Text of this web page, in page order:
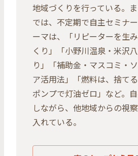
地域づくりを行っている。
では、不定期で自主セミナ
ーマは、「リピーターを生
くり」「小野川温泉・米沢
り」「補助金・マスコミ・
ア活用法」「燃料は、捨て
ポンプで灯油ゼロ」など。
しながら、他地域からの視
入れている。